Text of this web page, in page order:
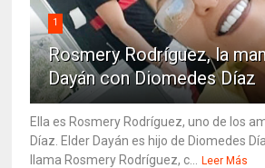
1
Rosmery Rodríguez, la
Dayán con Diomedes Díaz
Ella es Rosmery Rodríguez, uno de los
Díaz. Elder Dayán es hijo de Diomedes
llama Rosmery Rodríguez, c...
Leer Más